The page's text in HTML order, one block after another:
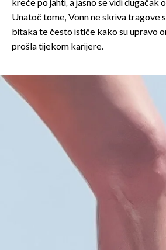
kreće po jahti, a jasno se vidi dugačak
Unatoč tome, Vonn ne skriva tragove
bitaka te često ističe kako su upravo
prošla tijekom karijere.